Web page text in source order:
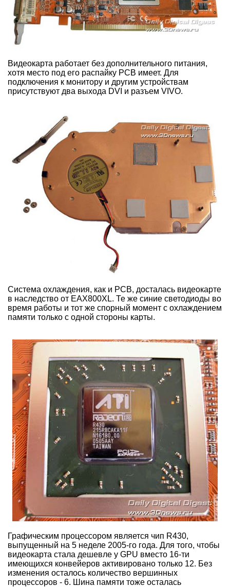
Видеокарта работает без дополнительного питания,
хотя место под его распайку PCB имеет. Для
подключения к монитору и другим устройствам
присутствуют два выхода DVI и разъем VIVO.
Система охлаждения, как и PCB, досталась видеокарте
в наследство от EAX800XL. Те же синие светодиоды во
время работы и тот же спорный момент с охлаждением
памяти только с одной стороны карты.
Графическим процессором является чип R430,
выпущенный на 5 неделе 2005-го года. Для того, чтобы
видеокарта стала дешевле у GPU вместо 16-ти
имеющихся конвейеров активировано только 12. Без
изменения осталось количество вершинных
процессоров - 6. Шина памяти тоже осталась